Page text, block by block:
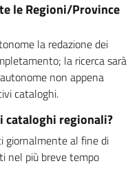
le Regioni/Province
la redazione dei
la ricerca sarà
non appena
cataloghi.
cataloghi regionali?
giornalmente al fine di
nel più breve tempo